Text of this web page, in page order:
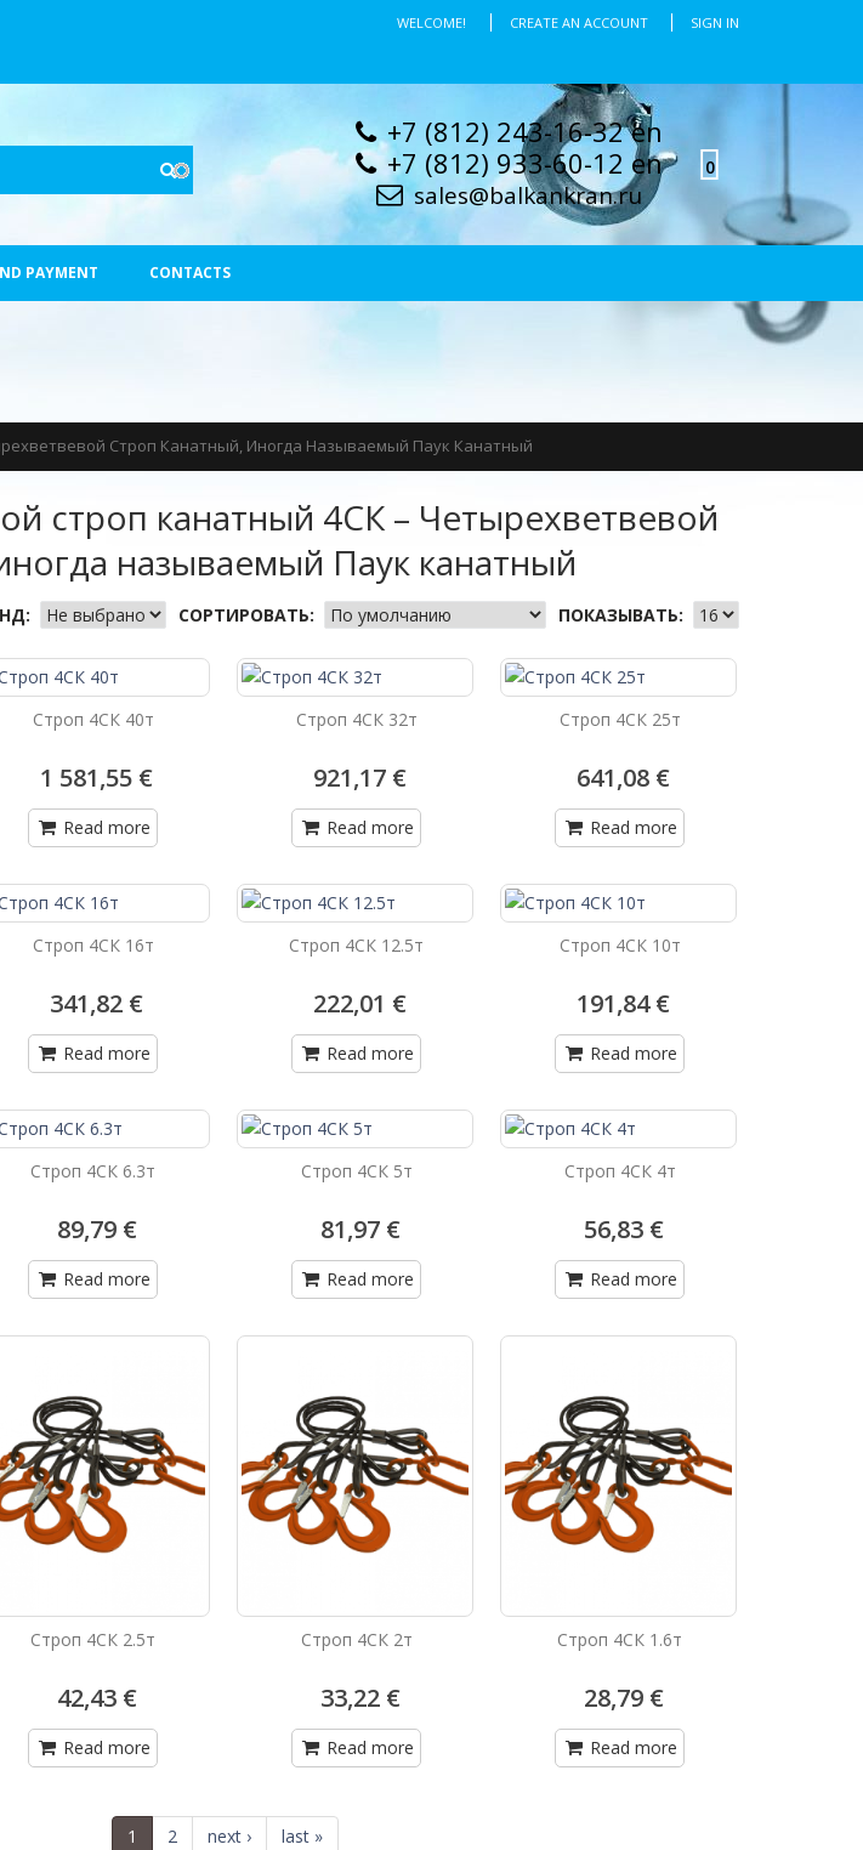
CREATE AN ACCOUNT SIGN IN
WELCOME!
+7 (812) 243-16-32 en
+7 (812) 933-60-12 en
sales@balkankran.ru
0
PAYMENT CONTACTS
Строп Канатный, Иногда Называемый Паук Канатный
строп канатный 4СК – Четырехветвевой
называемый Паук канатный
ПОКАЗЫВАТЬ:
СОРТИРОВАТЬ:
Строп 4СК 40т
1 581,55 €
Read more
Строп 4СК 32т
921,17 €
Read more
Строп 4СК 25т
641,08 €
Read more
Строп 4СК 16т
341,82 €
Read more
Строп 4СК 12.5т
222,01 €
Read more
Строп 4СК 10т
191,84 €
Read more
Строп 4СК 6.3т
89,79 €
Read more
Строп 4СК 5т
81,97 €
Read more
Строп 4СК 4т
56,83 €
Read more
Строп 4СК 2.5т
42,43 €
Read more
Строп 4СК 2т
33,22 €
Read more
Строп 4СК 1.6т
28,79 €
Read more
1 2 next › last »